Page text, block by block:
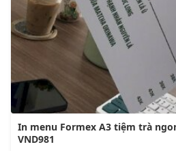
In menu Formex A3 tiệm trà
VND981